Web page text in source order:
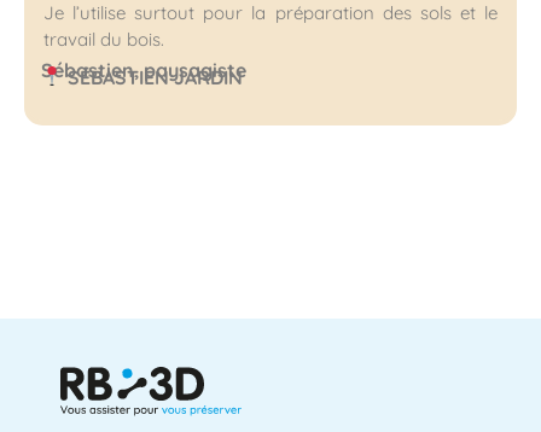
Je l’utilise surtout pour la préparation des sols et le
travail du bois.
Sébastien, paysagiste
SÉBASTIEN JARDIN